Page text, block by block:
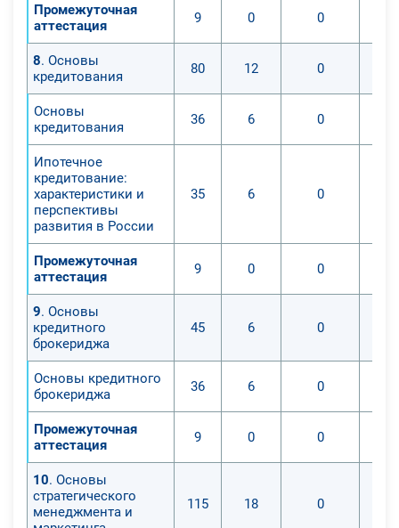
Промежуточная
аттестация
9 0 0
8. Основы
кредитования
80 12 0
Основы
кредитования
36 6 0
Ипотечное
кредитование:
характеристики и
перспективы
развития в России
35 6 0
Промежуточная
аттестация
9 0 0
9. Основы
кредитного
брокериджа
45 6 0
Основы кредитного
брокериджа
36 6 0
Промежуточная
аттестация
9 0 0
10. Основы
стратегического
менеджмента и
115 18 0